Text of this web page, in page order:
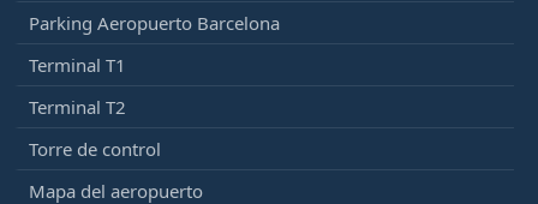
Parking Aeropuerto Barcelona
Terminal T1
Terminal T2
Torre de control
Mapa del aeropuerto